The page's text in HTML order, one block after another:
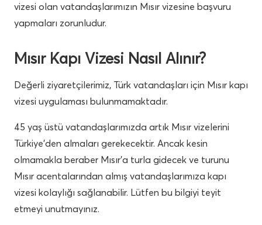
vizesi olan vatandaşlarımızın Mısır vizesine başvuru
yapmaları zorunludur.
Mısır Kapı Vizesi Nasıl Alınır?
Değerli ziyaretçilerimiz, Türk vatandaşları için Mısır kapı
vizesi uygulaması bulunmamaktadır.
45 yaş üstü vatandaşlarımızda artık Mısır vizelerini
Türkiye’den almaları gerekecektir. Ancak kesin
olmamakla beraber Mısır’a turla gidecek ve turunu
Mısır acentalarından almış vatandaşlarımıza kapı
vizesi kolaylığı sağlanabilir. Lütfen bu bilgiyi teyit
etmeyi unutmayınız.